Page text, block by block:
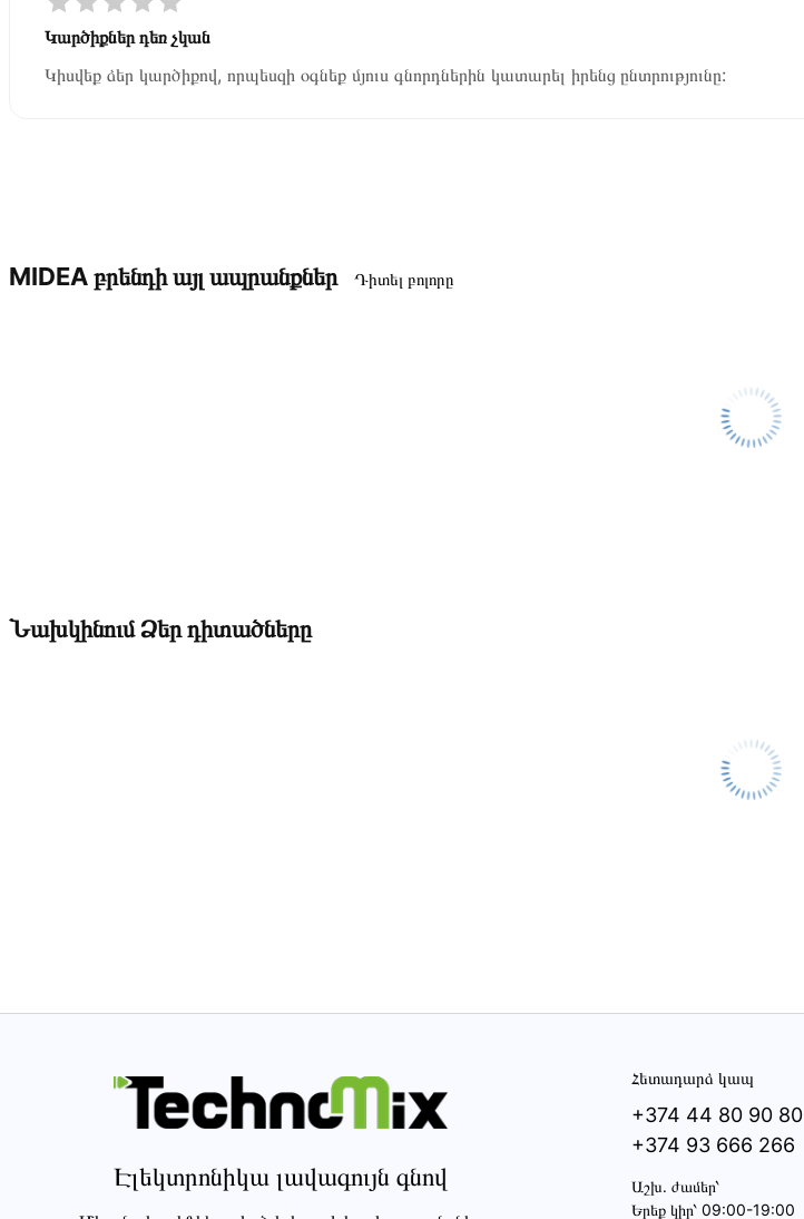
Կարծիքներ դեռ չկան
Կիսվեք ձեր կարծիքով, որպեսզի օգնեք մյուս գնորդներին կատարել իրենց ընտրությունը:
MIDEA բրենդի այլ ապրանքներ Դիտել բոլորը
Նախկինում Ձեր դիտածները
Էլեկտրոնիկա լավագույն գնով
Հետադարձ կապ
+374 44 80 90 80
+374 93 666 266
Աշխ․ ժամեր՝
Երեք կիր՝ 09:00-19:00